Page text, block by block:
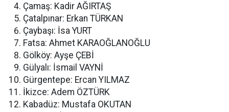
Çamaş: Kadir AĞIRTAŞ
Çatalpınar: Erkan TÜRKAN
Çaybaşı: İsa YURT
Fatsa: Ahmet KARAOĞLANOĞLU
Gölköy: Ayşe ÇEBİ
Gülyalı: İsmail VAYNİ
Gürgentepe: Ercan YILMAZ
İkizce: Adem ÖZTÜRK
Kabadüz: Mustafa OKUTAN